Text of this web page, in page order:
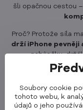
šli opačnou cestou
Proč? Protože síla
drží iPhone pevněji
nabíječku,
Soubory cookie
tohoto webu, k
údajů o jeho